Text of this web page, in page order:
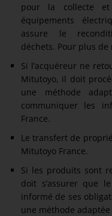
pour la collecte
équipements
assure le
déchets. Pour plus
Si l’acquéreur ne
Mitutoyo, il doit
une méthode
communiquer les
France.
Le transfert de
Mitutoyo France.
Si les produits sont
doit s’assurer que
informé de ses
une méthode